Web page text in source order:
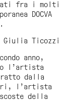
fra i molti
DOCVA
Ticozzi
anno,
l’artista
dalla
l’artista
della